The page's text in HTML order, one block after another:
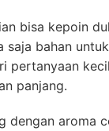
bisa kepoin
saja bahan
pertanyaan
panjang.
dengan aroma